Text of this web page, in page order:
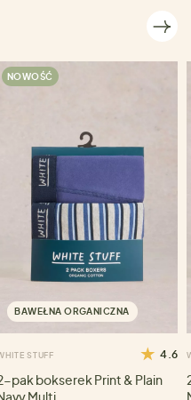
NOWOŚĆ
BAWEŁNA ORGANICZNA
STUFF 4.6
pak bokserek Print & Plain
Multi